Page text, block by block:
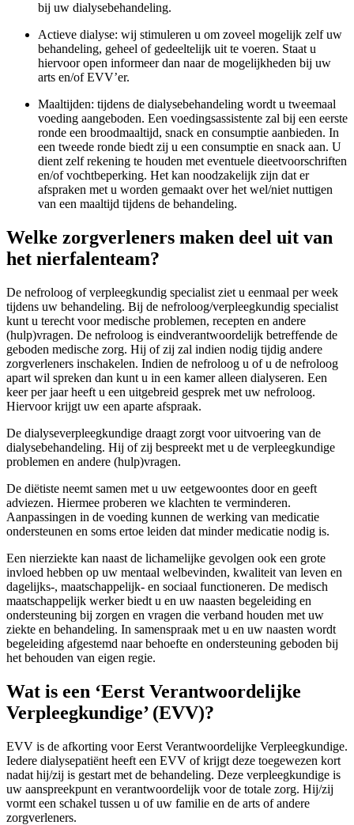
bij uw dialysebehandeling.
Actieve dialyse: wij stimuleren u om zoveel mogelijk zelf uw
behandeling, geheel of gedeeltelijk uit te voeren. Staat u
hiervoor open informeer dan naar de mogelijkheden bij uw
arts en/of EVV’er.
Maaltijden: tijdens de dialysebehandeling wordt u tweemaal
voeding aangeboden. Een voedingsassistente zal bij een eerste
ronde een broodmaaltijd, snack en consumptie aanbieden. In
een tweede ronde biedt zij u een consumptie en snack aan. U
dient zelf rekening te houden met eventuele dieetvoorschriften
en/of vochtbeperking. Het kan noodzakelijk zijn dat er
afspraken met u worden gemaakt over het wel/niet nuttigen
van een maaltijd tijdens de behandeling.
Welke zorgverleners maken deel uit van
het nierfalenteam?
De nefroloog of verpleegkundig specialist ziet u eenmaal per week
tijdens uw behandeling. Bij de nefroloog/verpleegkundig specialist
kunt u terecht voor medische problemen, recepten en andere
(hulp)vragen. De nefroloog is eindverantwoordelijk betreffende de
geboden medische zorg. Hij of zij zal indien nodig tijdig andere
zorgverleners inschakelen. Indien de nefroloog u of u de nefroloog
apart wil spreken dan kunt u in een kamer alleen dialyseren. Een
keer per jaar heeft u een uitgebreid gesprek met uw nefroloog.
Hiervoor krijgt uw een aparte afspraak.
De dialyseverpleegkundige draagt zorgt voor uitvoering van de
dialysebehandeling. Hij of zij bespreekt met u de verpleegkundige
problemen en andere (hulp)vragen.
De diëtiste neemt samen met u uw eetgewoontes door en geeft
adviezen. Hiermee proberen we klachten te verminderen.
Aanpassingen in de voeding kunnen de werking van medicatie
ondersteunen en soms ertoe leiden dat minder medicatie nodig is.
Een nierziekte kan naast de lichamelijke gevolgen ook een grote
invloed hebben op uw mentaal welbevinden, kwaliteit van leven en
dagelijks-, maatschappelijk- en sociaal functioneren. De medisch
maatschappelijk werker biedt u en uw naasten begeleiding en
ondersteuning bij zorgen en vragen die verband houden met uw
ziekte en behandeling. In samenspraak met u en uw naasten wordt
begeleiding afgestemd naar behoefte en ondersteuning geboden bij
het behouden van eigen regie.
Wat is een ‘Eerst Verantwoordelijke
Verpleegkundige’ (EVV)?
EVV is de afkorting voor Eerst Verantwoordelijke Verpleegkundige.
Iedere dialysepatiënt heeft een EVV of krijgt deze toegewezen kort
nadat hij/zij is gestart met de behandeling. Deze verpleegkundige is
uw aanspreekpunt en verantwoordelijk voor de totale zorg. Hij/zij
vormt een schakel tussen u of uw familie en de arts of andere
zorgverleners.